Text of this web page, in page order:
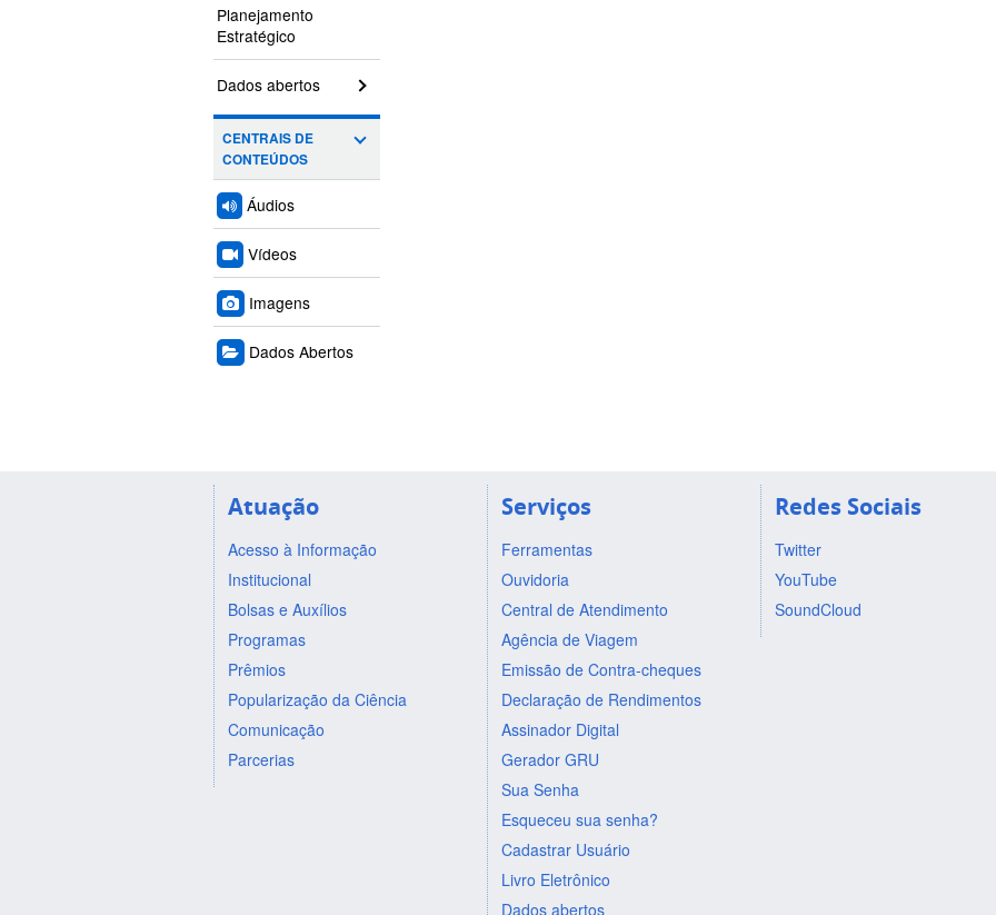
Planejamento
Estratégico
Dados abertos
CENTRAIS DE
CONTEÚDOS
Áudios
Vídeos
Imagens
Dados Abertos
Atuação
Acesso à Informação
Institucional
Bolsas e Auxílios
Programas
Prêmios
Popularização da Ciência
Comunicação
Parcerias
Serviços
Ferramentas
Ouvidoria
Central de Atendimento
Agência de Viagem
Emissão de Contra-cheques
Declaração de Rendimentos
Assinador Digital
Gerador GRU
Sua Senha
Esqueceu sua senha?
Cadastrar Usuário
Livro Eletrônico
Dados abertos
Redes Sociais
Twitter
YouTube
SoundCloud